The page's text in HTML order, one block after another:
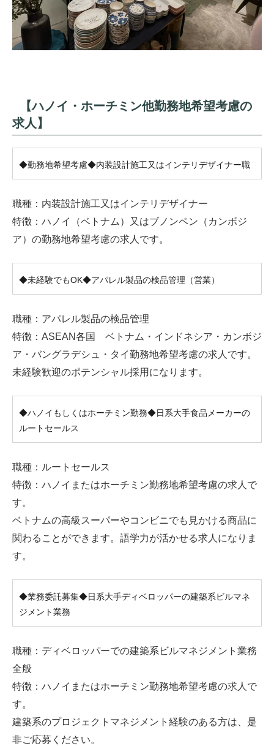
【ハノイ・ホーチミン他勤務地希望考慮の
求人】
◆勤務地希望考慮◆内装設計施工又はインテリデザイナー職
職種：内装設計施工又はインテリデザイナー
特徴：ハノイ（ベトナム）又はブノンペン（カンボジ
ア）の勤務地希望考慮の求人です。
◆未経験でもOK◆アパレル製品の検品管理（営業）
職種：アパレル製品の検品管理
特徴：ASEAN各国 ベトナム・インドネシア・カンボジ
ア・バングラデシュ・タイ勤務地希望考慮の求人です。
未経験歓迎のポテンシャル採用になります。
◆ハノイもしくはホーチミン勤務◆日系大手食品メーカーの
ルートセールス
職種：ルートセールス
特徴：ハノイまたはホーチミン勤務地希望考慮の求人で
す。
ベトナムの高級スーパーやコンビニでも見かける商品に
関わることができます。語学力が活かせる求人になりま
す。
◆業務委託募集◆日系大手ディベロッパーの建築系ビルマネ
ジメント業務
職種：ディベロッパーでの建築系ビルマネジメント業務
全般
特徴：ハノイまたはホーチミン勤務地希望考慮の求人で
す。
建築系のプロジェクトマネジメント経験のある方は、是
非ご応募ください。